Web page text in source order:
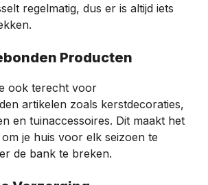
regelmatig, dus er is altijd iets
Producten
ook terecht voor
artikelen zoals kerstdecoraties,
en tuinaccessoires. Dit maakt het
je huis voor elk seizoen te
de bank te breken.